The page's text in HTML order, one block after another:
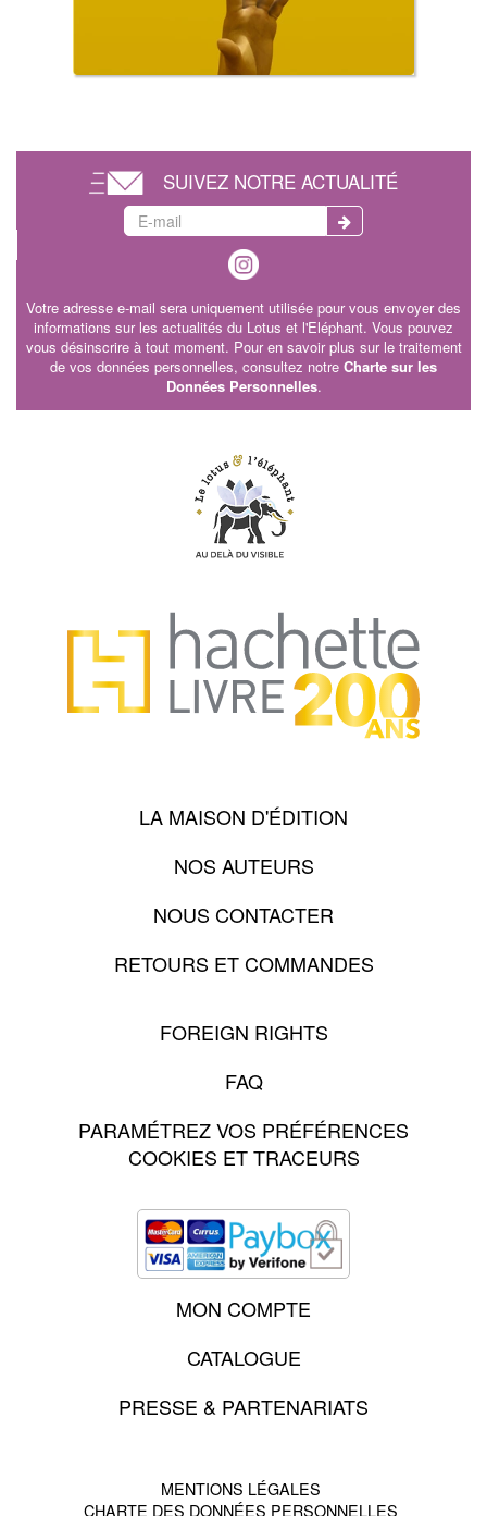
SUIVEZ NOTRE ACTUALITÉ
Votre adresse e-mail sera uniquement utilisée pour vous envoyer des
informations sur les actualités du Lotus et l'Eléphant. Vous pouvez
vous désinscrire à tout moment. Pour en savoir plus sur le traitement
de vos données personnelles, consultez notre Charte sur les
Données Personnelles.
LA MAISON D'ÉDITION
NOS AUTEURS
NOUS CONTACTER
RETOURS ET COMMANDES
FOREIGN RIGHTS
FAQ
PARAMÉTREZ VOS PRÉFÉRENCES
COOKIES ET TRACEURS
MON COMPTE
CATALOGUE
PRESSE & PARTENARIATS
MENTIONS LÉGALES
CHARTE DES DONNÉES PERSONNELLES